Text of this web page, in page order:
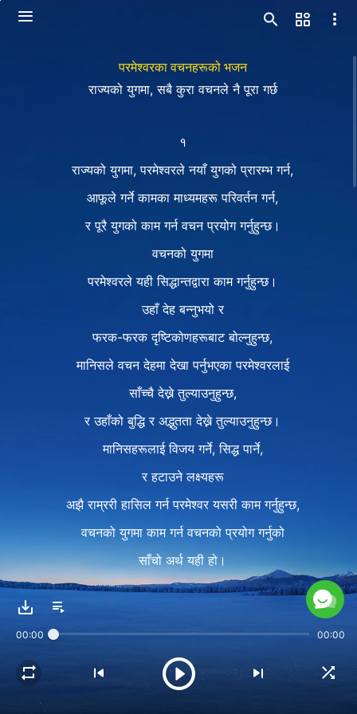
परमेश्‍वरका वचनहरूको भजन
राज्यको युगमा, सबै कुरा वचनले नै पूरा गर्छ
१
राज्यको युगमा, परमेश्‍वरले नयाँ युगको प्रारम्भ गर्न,
आफूले गर्ने कामका माध्यमहरू परिवर्तन गर्न,
र पूरै युगको काम गर्न वचन प्रयोग गर्नुहुन्छ।
वचनको युगमा
परमेश्‍वरले यही सिद्धान्तद्वारा काम गर्नुहुन्छ।
उहाँ देह बन्‍नुभयो र
फरक-फरक दृष्टिकोणहरूबाट बोल्नुहुन्छ,
मानिसले वचन देहमा देखा पर्नुभएका परमेश्‍वरलाई
साँच्चै देख्ने तुल्याउनुहुन्छ,
र उहाँको बुद्धि र अद्भुतता देख्ने तुल्याउनुहुन्छ।
मानिसहरूलाई विजय गर्ने, सिद्ध पार्ने,
र हटाउने लक्ष्यहरू
अझै राम्ररी हासिल गर्न परमेश्‍वर यसरी काम गर्नुहुन्छ,
वचनको युगमा काम गर्न वचनको प्रयोग गर्नुको
साँचो अर्थ यही हो।
२
मानिसको सार, र मानिस जेमा प्रवेश गर्नु पर्ने हो,
00:00 00:00